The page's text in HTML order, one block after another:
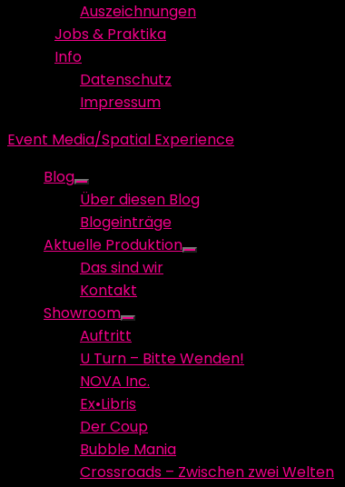
Auszeichnungen
Jobs & Praktika
Info
Datenschutz
Impressum
Event Media/Spatial Experience
Blog
Show
sub
menu
Über diesen Blog
Blogeinträge
Aktuelle Produktion
Show
Das sind wir
Kontakt
Showroom
Show
sub
menu
Auftritt
U Turn – Bitte Wenden!
NOVA Inc.
Ex•Libris
Der Coup
Bubble Mania
Crossroads – Zwischen zwei Welten